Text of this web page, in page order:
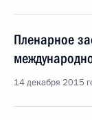
Пленарное
14 декабря 2015